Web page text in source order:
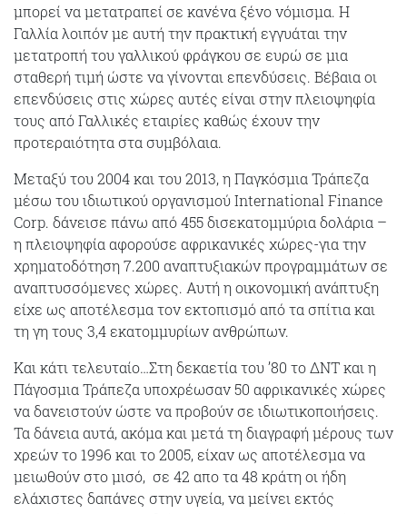
μπορεί να μετατραπεί σε κανένα ξένο νόμισμα. Η
Γαλλία λοιπόν με αυτή την πρακτική εγγυάται την
μετατροπή του γαλλικού φράγκου σε ευρώ σε μια
σταθερή τιμή ώστε να γίνονται επενδύσεις. Βέβαια οι
επενδύσεις στις χώρες αυτές είναι στην πλειοψηφία
τους από Γαλλικές εταιρίες καθώς έχουν την
προτεραιότητα στα συμβόλαια.
Μεταξύ του 2004 και του 2013, η Παγκόσμια Τράπεζα
μέσω του ιδιωτικού οργανισμού International Finance
Corp. δάνεισε πάνω από 455 δισεκατομμύρια δολάρια –
η πλειοψηφία αφορούσε αφρικανικές χώρες-για την
χρηματοδότηση 7.200 αναπτυξιακών προγραμμάτων σε
αναπτυσσόμενες χώρες. Αυτή η οικονομική ανάπτυξη
είχε ως αποτέλεσμα τον εκτοπισμό από τα σπίτια και
τη γη τους 3,4 εκατομμυρίων ανθρώπων.
Και κάτι τελευταίο…Στη δεκαετία του ’80 το ΔΝΤ και η
Πάγοσμια Τράπεζα υποχρέωσαν 50 αφρικανικές χώρες
να δανειστούν ώστε να προβούν σε ιδιωτικοποιήσεις.
Τα δάνεια αυτά, ακόμα και μετά τη διαγραφή μέρους των
χρεών το 1996 και το 2005, είχαν ως αποτέλεσμα να
μειωθούν στο μισό, σε 42 απο τα 48 κράτη οι ήδη
ελάχιστες δαπάνες στην υγεία, να μείνει εκτός